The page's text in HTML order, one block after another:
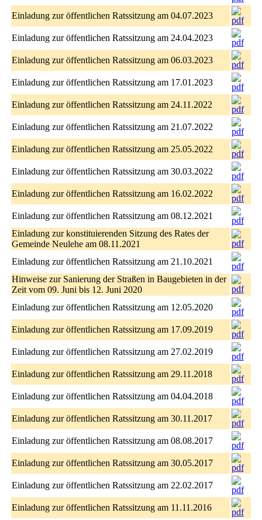
Einladung zur öffentlichen Ratssitzung am 04.07.2023
Einladung zur öffentlichen Ratssitzung am 24.04.2023
Einladung zur öffentlichen Ratssitzung am 06.03.2023
Einladung zur öffentlichen Ratssitzung am 17.01.2023
Einladung zur öffentlichen Ratssitzung am 24.11.2022
Einladung zur öffentlichen Ratssitzung am 21.07.2022
Einladung zur öffentlichen Ratssitzung am 25.05.2022
Einladung zur öffentlichen Ratssitzung am 30.03.2022
Einladung zur öffentlichen Ratssitzung am 16.02.2022
Einladung zur öffentlichen Ratssitzung am 08.12.2021
Einladung zur konstituierenden Sitzung des Rates der
Gemeinde Neulehe am 08.11.2021
Einladung zur öffentlichen Ratssitzung am 21.10.2021
Hinweise zur Sanierung der Straßen in Baugebieten in der
Zeit vom 09. Juni bis 12. Juni 2020
Einladung zur öffentlichen Ratssitzung am 12.05.2020
Einladung zur öffentlichen Ratssitzung am 17.09.2019
Einladung zur öffentlichen Ratssitzung am 27.02.2019
Einladung zur öffentlichen Ratssitzung am 29.11.2018
Einladung zur öffentlichen Ratssitzung am 04.04.2018
Einladung zur öffentlichen Ratssitzung am 30.11.2017
Einladung zur öffentlichen Ratssitzung am 08.08.2017
Einladung zur öffentlichen Ratssitzung am 30.05.2017
Einladung zur öffentlichen Ratssitzung am 22.02.2017
Einladung zur öffentlichen Ratssitzung am 11.11.2016